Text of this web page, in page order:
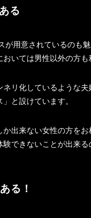
る
が用意されているのも
いては男性以外の方も
リ化しているような
と設けています。
出来ない女性の方を
できないことが出来る
る！